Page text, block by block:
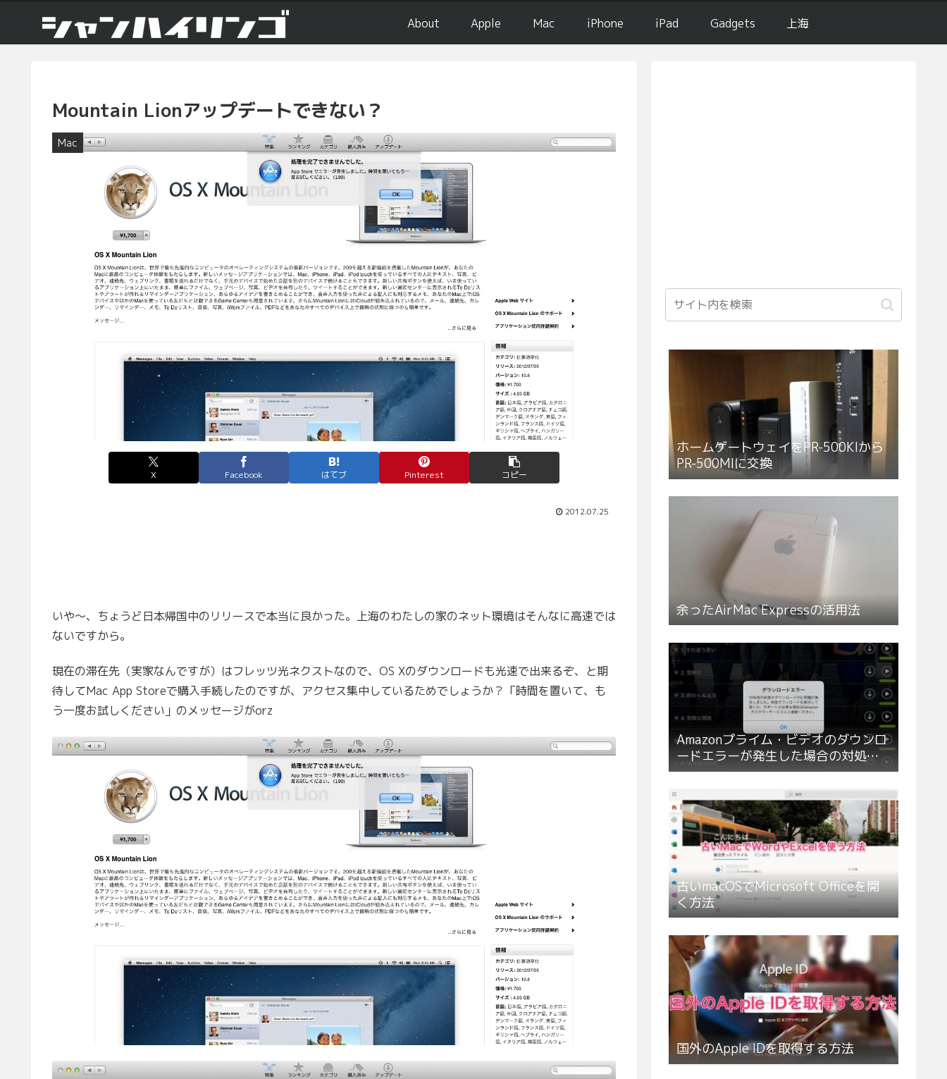
About Apple Mac iPhone iPad Gadgets 上海
Mountain Lionアップデートできない？
Mac
X Facebook はてブ Pinterest コピー
2012.07.25
いや〜、ちょうど日本帰国中のリリースで本当に良かった。上海のわたしの家のネット環境はそんなに高速では
ないですから。
現在の滞在先（実家なんですが）はフレッツ光ネクストなので、OS Xのダウンロードも光速で出来るぞ、と期
待してMac App Storeで購入手続したのですが、アクセス集中しているためでしょうか？「時間を置いて、も
う一度お試しください」のメッセージがorz
ホームゲートウェイをPR-500KIから
PR-500MIに交換
余ったAirMac Expressの活用法
Amazonプライム・ビデオのダウンロ
ードエラーが発生した場合の対処方
法
古いmacOSでMicrosoft Officeを開
く方法
国外のApple IDを取得する方法